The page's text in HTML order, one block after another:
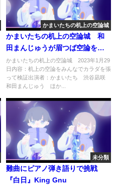
かまいたちの机上の空論城
かまいたちの机上の空論城 和
田まんじゅうが眉つば空論を体
を張って検証 1月29日
かまいたちの机上の空論城 2023年1月29
日内容：机上の空論をみんなでカラダを張
って検証出演者：かまいたち 渋谷凪咲
和田まんじゅう ほか...
未分類
難曲にピアノ弾き語りで挑戦
『白日』King Gnu